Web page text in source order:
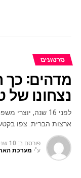
סרטונים
מדהים: כך
נצחונו
לפני 16 שנה,
ארצות הברית. צפו
פורסם ב: 10 שנים לפני
ע"י מערכת